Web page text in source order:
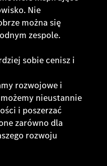
Nie
można się
zespole.
sobie cenisz i
rozwojowe i
nieustannie
i poszerzać
zarówno dla
rozwoju